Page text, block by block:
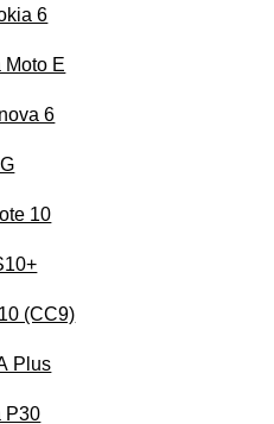
6
Moto E
6
10
(CC9)
Plus
P30